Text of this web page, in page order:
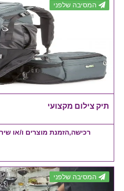
המסיבה שלפני
תיק צילום מקצועי
רכישה,הזמנת מוצרים ו/או
המסיבה שלפני